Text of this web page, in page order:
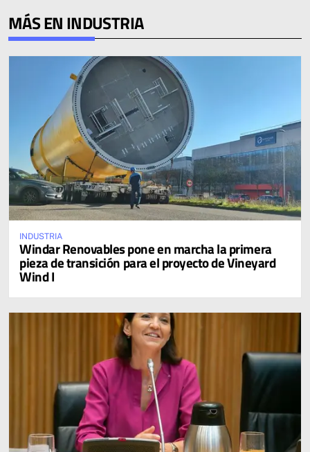
MÁS EN INDUSTRIA
INDUSTRIA
Windar Renovables pone en marcha la primera
pieza de transición para el proyecto de Vineyard
Wind I